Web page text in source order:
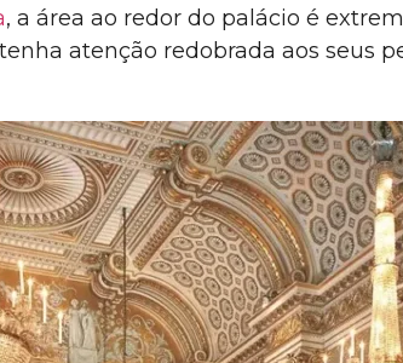
, a área ao redor do palácio é
atenção redobrada aos seus